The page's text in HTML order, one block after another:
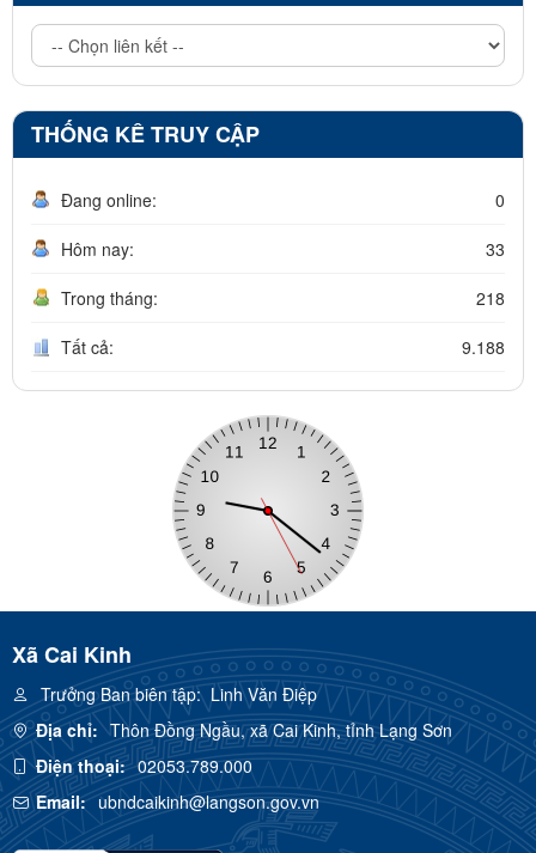
THỐNG KÊ TRUY CẬP
Đang online: 0
Hôm nay: 33
Trong tháng: 218
Tất cả: 9.188
Xã Cai Kinh
Trưởng Ban biên tập:Linh Văn Điệp
Địa chỉ: Thôn Đồng Ngầu, xã Cai Kinh, tỉnh Lạng Sơn
Điện thoại: 02053.789.000
Email: ubndcaikinh@langson.gov.vn